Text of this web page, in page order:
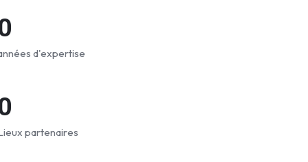
d'expertise
partenaires